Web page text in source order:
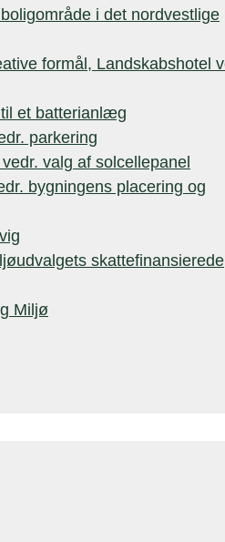
i det nordvestlige
formål, Landskabshotel
et batterianlæg
parkering
valg af solcellepanel
bygningens placering og
skattefinansierede
Miljø